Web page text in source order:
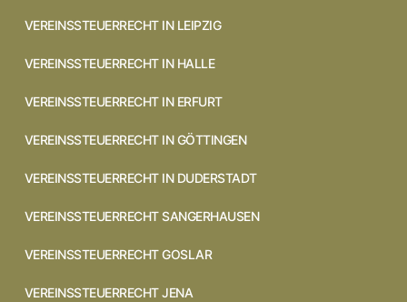
VEREINSSTEUERRECHT IN LEIPZIG
VEREINSSTEUERRECHT IN HALLE
VEREINSSTEUERRECHT IN ERFURT
VEREINSSTEUERRECHT IN GÖTTINGEN
VEREINSSTEUERRECHT IN DUDERSTADT
VEREINSSTEUERRECHT SANGERHAUSEN
VEREINSSTEUERRECHT GOSLAR
VEREINSSTEUERRECHT JENA